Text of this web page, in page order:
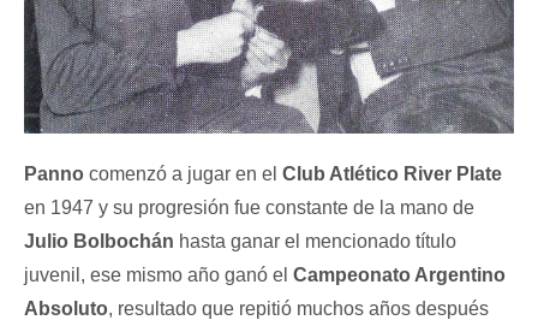
Panno comenzó a jugar en el Club Atlético River Plate
en 1947 y su progresión fue constante de la mano de
Julio Bolbochán hasta ganar el mencionado título
juvenil, ese mismo año ganó el Campeonato Argentino
Absoluto, resultado que repitió muchos años después